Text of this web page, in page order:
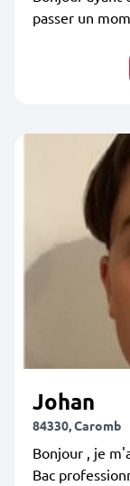
passer un
Johan
84330, Caromb
Bonjour , je
Bac